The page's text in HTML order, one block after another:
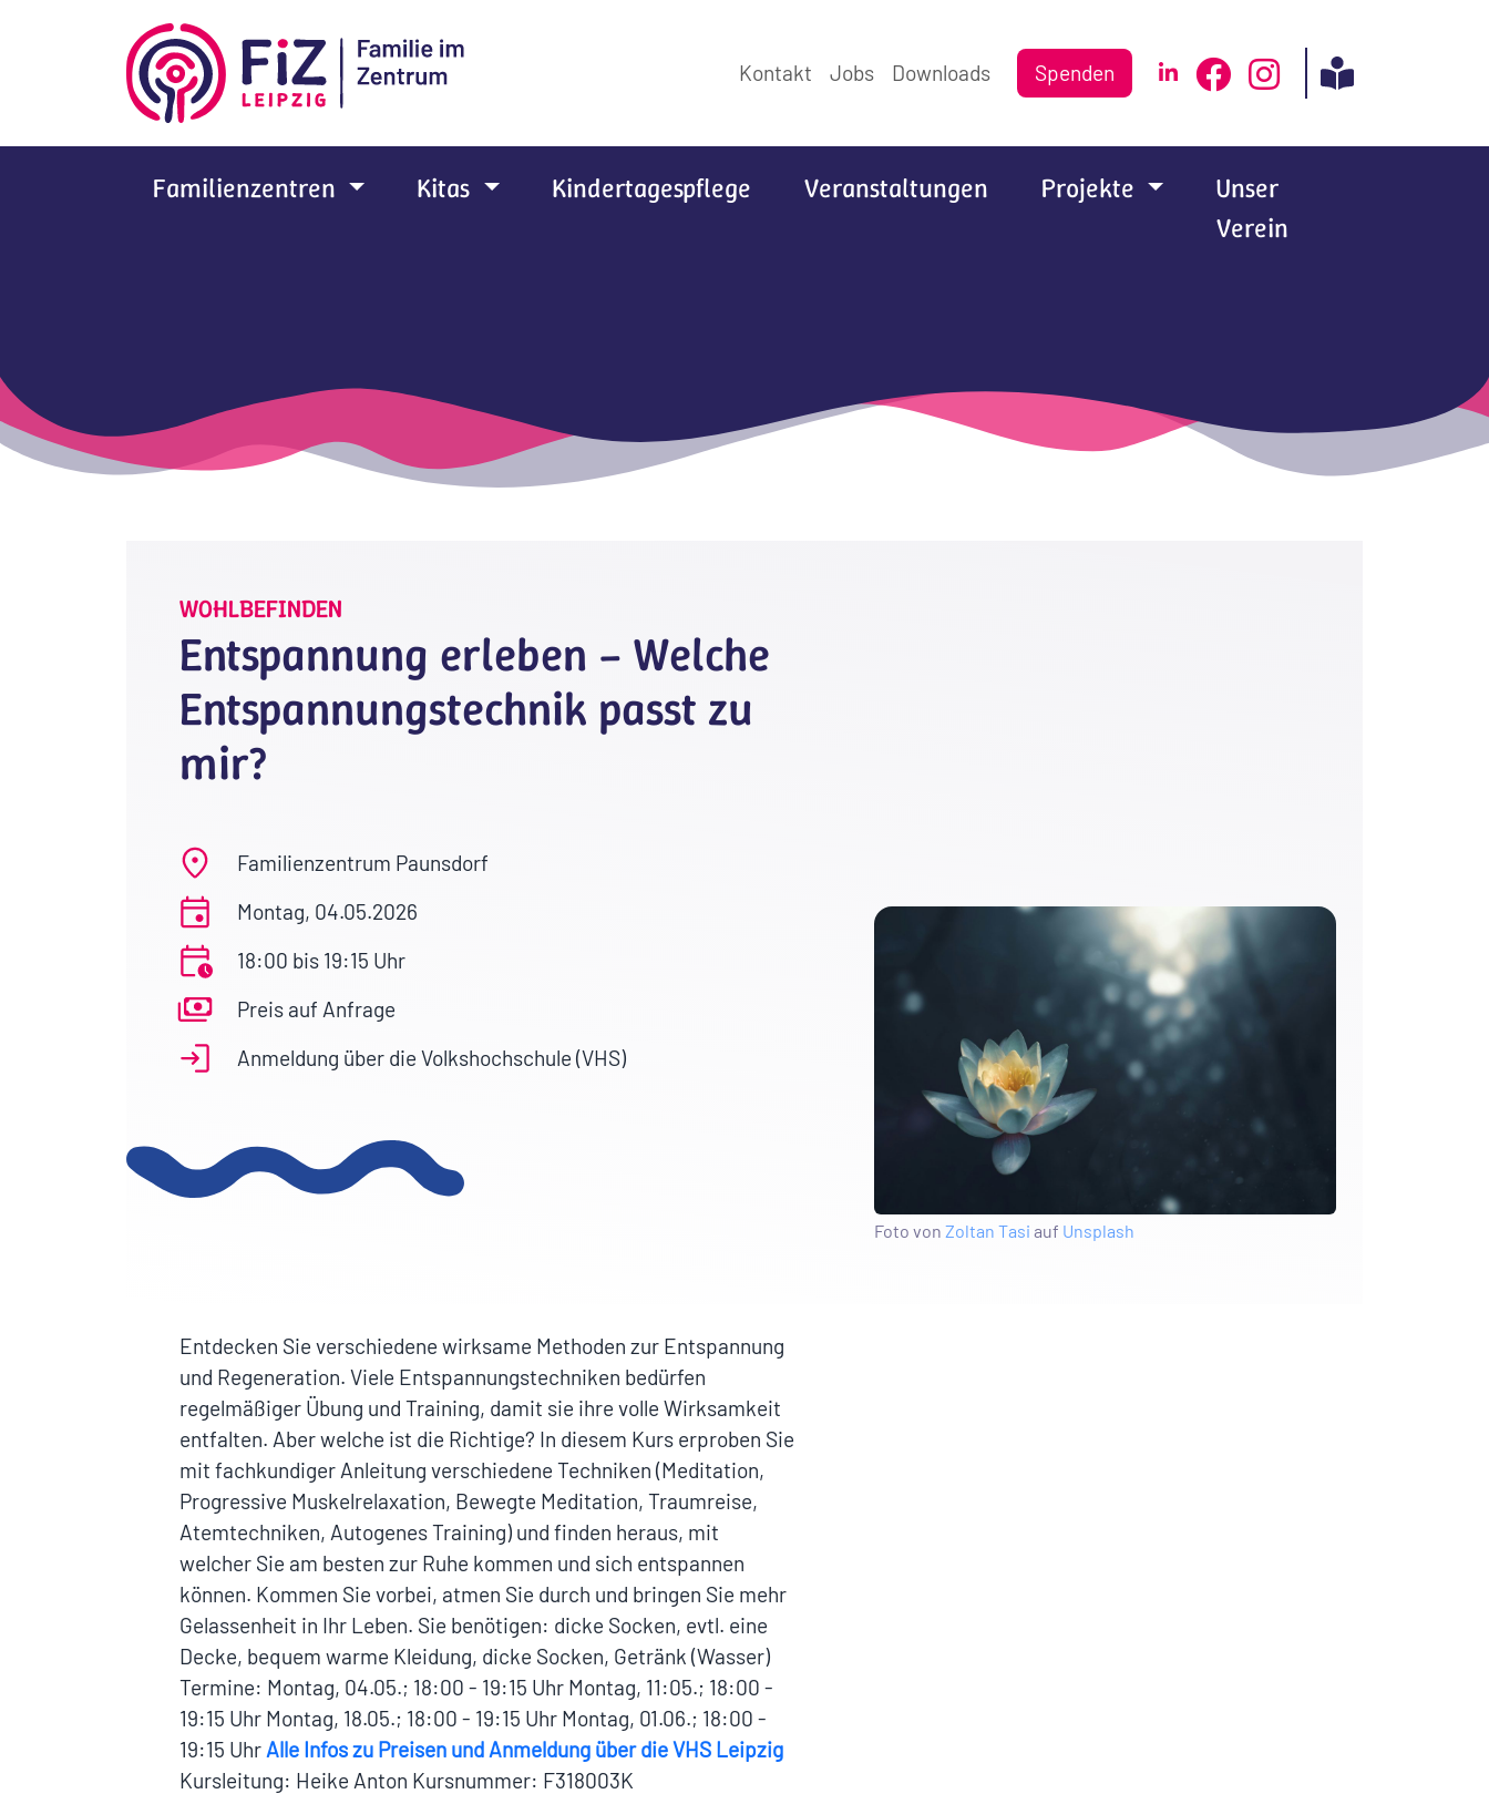
Kontakt Jobs Downloads Spenden
Familienzentren Kitas Kindertagespflege Veranstaltungen Projekte
Unser
Verein
Foto von Zoltan Tasi auf Unsplash
WOHLBEFINDEN
Entspannung erleben – Welche
Entspannungstechnik passt zu
mir?
Familienzentrum Paunsdorf
Montag, 04.05.2026
18:00 bis 19:15 Uhr
Preis auf Anfrage
Anmeldung über die Volkshochschule (VHS)
Entdecken Sie verschiedene wirksame Methoden zur Entspannung
und Regeneration. Viele Entspannungstechniken bedürfen
regelmäßiger Übung und Training, damit sie ihre volle Wirksamkeit
entfalten. Aber welche ist die Richtige? In diesem Kurs erproben Sie
mit fachkundiger Anleitung verschiedene Techniken (Meditation,
Progressive Muskelrelaxation, Bewegte Meditation, Traumreise,
Atemtechniken, Autogenes Training) und finden heraus, mit
welcher Sie am besten zur Ruhe kommen und sich entspannen
können. Kommen Sie vorbei, atmen Sie durch und bringen Sie mehr
Gelassenheit in Ihr Leben. Sie benötigen: dicke Socken, evtl. eine
Decke, bequem warme Kleidung, dicke Socken, Getränk (Wasser)
Termine: Montag, 04.05.; 18:00 - 19:15 Uhr Montag, 11:05.; 18:00 -
19:15 Uhr Montag, 18.05.; 18:00 - 19:15 Uhr Montag, 01.06.; 18:00 -
19:15 Uhr Alle Infos zu Preisen und Anmeldung über die VHS Leipzig
Kursleitung: Heike Anton Kursnummer: F318003K